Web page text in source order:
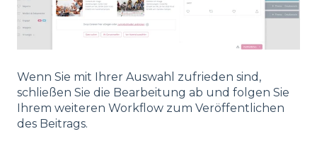
Wenn Sie mit Ihrer Auswahl zufrieden sind,
schließen Sie die Bearbeitung ab und folgen Sie
Ihrem weiteren Workflow zum Veröffentlichen
des Beitrags.